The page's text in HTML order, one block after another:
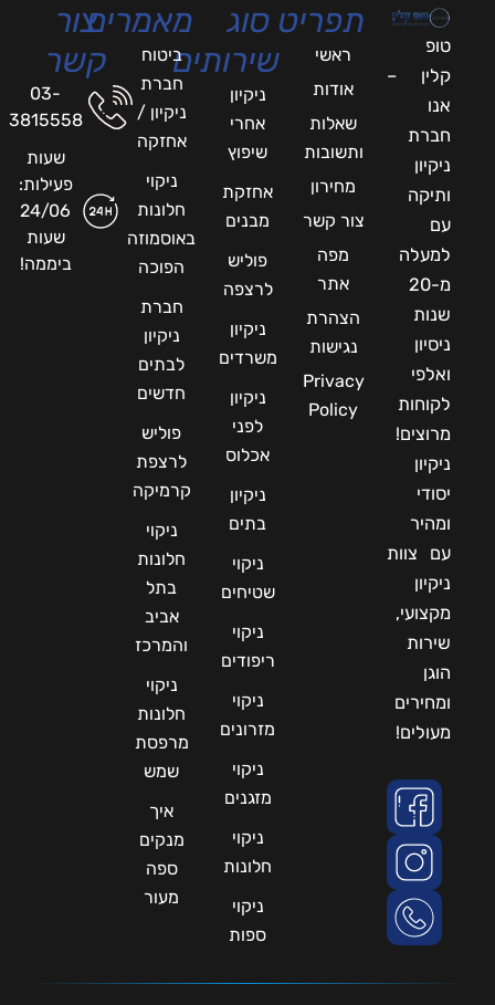
טופ
קלין –
אנו
חברת
ניקיון
ותיקה
עם
למעלה
מ-20
שנות
ניסיון
ואלפי
לקוחות
מרוצים!
ניקיון
יסודי
ומהיר
עם צוות
ניקיון
מקצועי,
שירות
הוגן
ומחירים
מעולים!
תפריט
ראשי
אודות
שאלות
ותשובות
מחירון
צור קשר
מפה
אתר
הצהרת
נגישות
Privacy
Policy
סוג
שירותים
ניקיון
אחרי
שיפוץ
אחזקת
מבנים
פוליש
לרצפה
ניקיון
משרדים
ניקיון
לפני
אכלוס
ניקיון
בתים
ניקוי
שטיחים
ניקוי
ריפודים
ניקוי
מזרונים
ניקוי
מזגנים
ניקוי
חלונות
ניקוי
ספות
מאמרים
ביטוח
חברת
ניקיון /
אחזקה
ניקוי
חלונות
באוסמוזה
הפוכה
חברת
ניקיון
לבתים
חדשים
פוליש
לרצפת
קרמיקה
ניקוי
חלונות
בתל
אביב
והמרכז
ניקוי
חלונות
מרפסת
שמש
איך
מנקים
ספה
מעור
צור
קשר
03-
3815558
שעות
פעילות:
24/06
שעות
ביממה!